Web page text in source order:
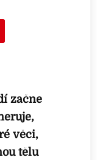
začne
věci,
tělu